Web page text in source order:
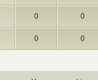
0 0
0 0